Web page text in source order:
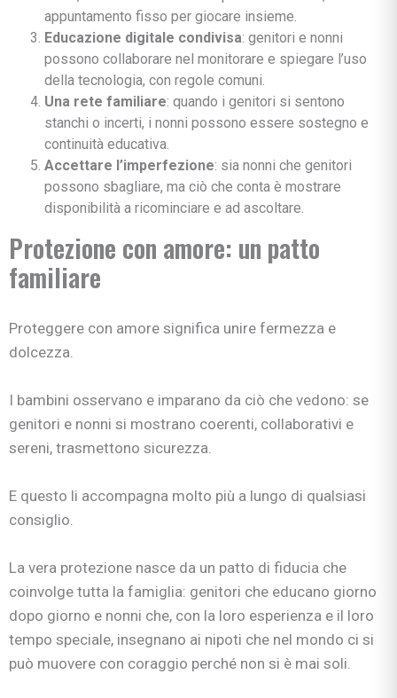
appuntamento fisso per giocare insieme.
Educazione digitale condivisa: genitori e nonni
possono collaborare nel monitorare e spiegare l’uso
della tecnologia, con regole comuni.
Una rete familiare: quando i genitori si sentono
stanchi o incerti, i nonni possono essere sostegno e
continuità educativa.
Accettare l’imperfezione: sia nonni che genitori
possono sbagliare, ma ciò che conta è mostrare
disponibilità a ricominciare e ad ascoltare.
Protezione con amore: un patto
familiare
Proteggere con amore significa unire fermezza e
dolcezza.
I bambini osservano e imparano da ciò che vedono: se
genitori e nonni si mostrano coerenti, collaborativi e
sereni, trasmettono sicurezza.
E questo li accompagna molto più a lungo di qualsiasi
consiglio.
La vera protezione nasce da un patto di fiducia che
coinvolge tutta la famiglia: genitori che educano giorno
dopo giorno e nonni che, con la loro esperienza e il loro
tempo speciale, insegnano ai nipoti che nel mondo ci si
può muovere con coraggio perché non si è mai soli.